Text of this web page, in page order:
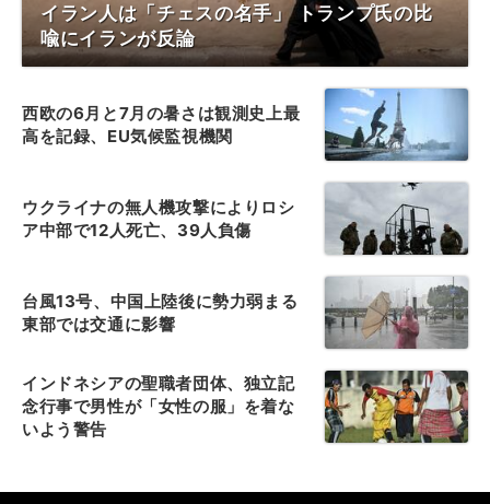
イラン人は「チェスの名手」 トランプ氏の比
喩にイランが反論
西欧の6月と7月の暑さは観測史上最
高を記録、EU気候監視機関
ウクライナの無人機攻撃によりロシ
ア中部で12人死亡、39人負傷
台風13号、中国上陸後に勢力弱まる
東部では交通に影響
インドネシアの聖職者団体、独立記
念行事で男性が「女性の服」を着な
いよう警告